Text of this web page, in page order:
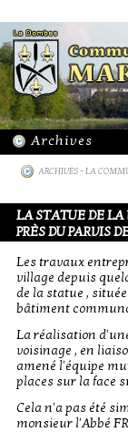
ARCHIVES-LA
LA STATUE DE LA
PRÈS DU PARVIS
Les travaux
village depuis
de la statue ,
bâtiment
La réalisation
voisinage , en
amené l'équipe
places sur la face
Cela n'a pas été
monsieur l'Abbé